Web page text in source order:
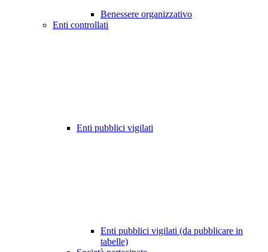
Benessere organizzativo
Enti controllati
Enti pubblici vigilati
Enti pubblici vigilati (da pubblicare in
tabelle)